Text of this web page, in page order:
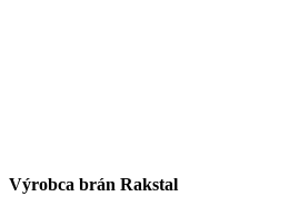
Výrobca brán Rakstal